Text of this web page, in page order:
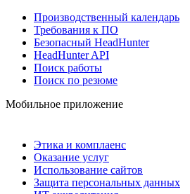
Производственный календарь
Требования к ПО
Безопасный HeadHunter
HeadHunter API
Поиск работы
Поиск по резюме
Мобильное приложение
Этика и комплаенс
Оказание услуг
Использование сайтов
Защита персональных данных